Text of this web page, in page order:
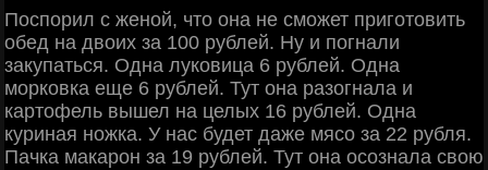
Поспорил с женой, что она не сможет приготовить
обед на двоих за 100 рублей. Ну и погнали
закупаться. Одна луковица 6 рублей. Одна
морковка еще 6 рублей. Тут она разогнала и
картофель вышел на целых 16 рублей. Одна
куриная ножка. У нас будет даже мясо за 22 рубля.
Пачка макарон за 19 рублей. Тут она осознала свою